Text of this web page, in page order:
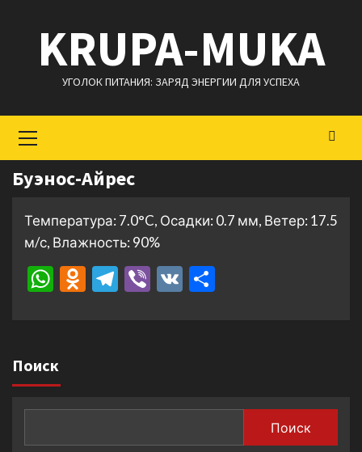
содержимому
KRUPA-MUKA
УГОЛОК ПИТАНИЯ: ЗАРЯД ЭНЕРГИИ ДЛЯ УСПЕХА
меню
Буэнос-Айрес
Температура: 7.0°C, Осадки: 0.7 мм, Ветер: 17.5
м/с, Влажность: 90%
WhatsApp
Odnoklassniki
Telegram
Viber
VK
Поиск
Поиск